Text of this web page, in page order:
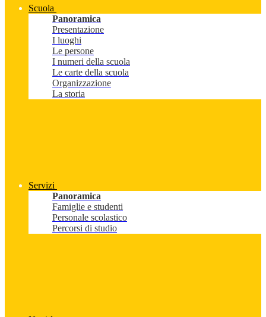
Scuola
Panoramica
Presentazione
I luoghi
Le persone
I numeri della scuola
Le carte della scuola
Organizzazione
La storia
Servizi
Panoramica
Famiglie e studenti
Personale scolastico
Percorsi di studio